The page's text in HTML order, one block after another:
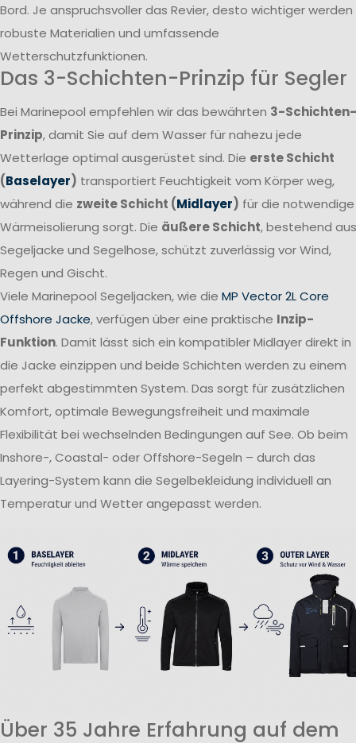
Bord. Je anspruchsvoller das Revier, desto wichtiger werden
robuste Materialien und umfassende
Wetterschutzfunktionen.
Das 3-Schichten-Prinzip für Segler
Bei Marinepool empfehlen wir das bewährten 3-Schichten-
Prinzip, damit Sie auf dem Wasser für nahezu jede
Wetterlage optimal ausgerüstet sind. Die erste Schicht
(Baselayer) transportiert Feuchtigkeit vom Körper weg,
während die zweite Schicht (Midlayer) für die notwendige
Wärmeisolierung sorgt. Die äußere Schicht, bestehend aus
Segeljacke und Segelhose, schützt zuverlässig vor Wind,
Regen und Gischt.
Viele Marinepool Segeljacken, wie die MP Vector 2L Core
Offshore Jacke, verfügen über eine praktische Inzip-
Funktion. Damit lässt sich ein kompatibler Midlayer direkt in
die Jacke einzippen und beide Schichten werden zu einem
perfekt abgestimmten System. Das sorgt für zusätzlichen
Komfort, optimale Bewegungsfreiheit und maximale
Flexibilität bei wechselnden Bedingungen auf See. Ob beim
Inshore-, Coastal- oder Offshore-Segeln – durch das
Layering-System kann die Segelbekleidung individuell an
Temperatur und Wetter angepasst werden.
Über 35 Jahre Erfahrung auf dem